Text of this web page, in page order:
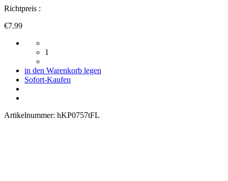
Richtpreis :
€7.99
1
in den Warenkorb legen
Sofort-Kaufen
Artikelnummer: hKP0757tFL